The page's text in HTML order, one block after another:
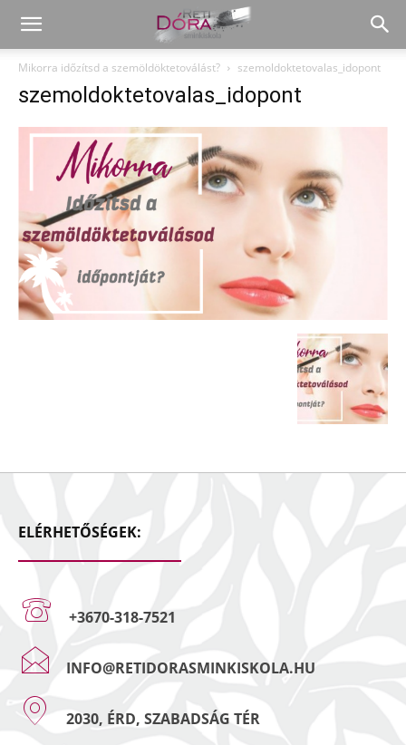
Mikorra időzítsd a szemöldöktetoválást? szemoldoktetovalas_idopont
szemoldoktetovalas_idopont
ELÉRHETŐSÉGEK:
+3670-318-7521
INFO@RETIDORASMINKISKOLA.HU
2030, ÉRD, SZABADSÁG TÉR